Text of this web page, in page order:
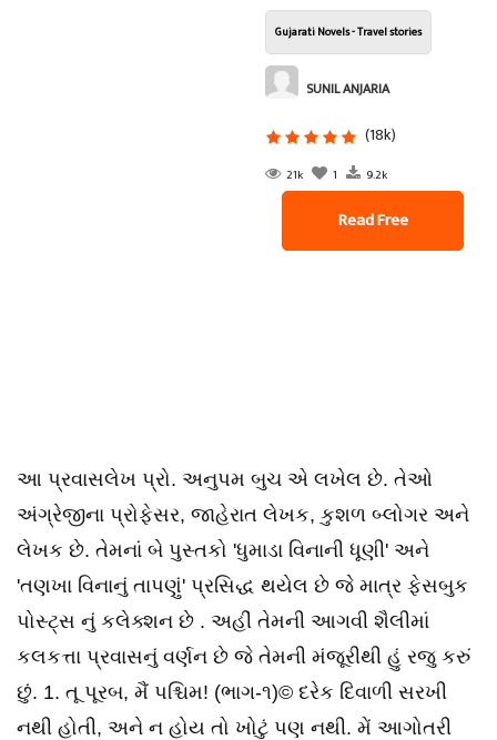
Gujarati Novels - Travel stories
SUNIL ANJARIA
(18k)
21k 1 9.2k
Read Free
આ પ્રવાસલેખ પ્રો. અનુપમ બુચ એ લખેલ છે. તેઓ
અંગ્રેજીના પ્રોફેસર, જાહેરાત લેખક, કુશળ બ્લોગર અને
લેખક છે. તેમનાં બે પુસ્તકો 'ધુમાડા વિનાની ધૂણી' અને
'તણખા વિનાનું તાપણું' પ્રસિદ્ધ થયેલ છે જે માત્ર ફેસબુક
પોસ્ટ્સ નું કલેક્શન છે . અહીં તેમની આગવી શૈલીમાં
કલકત્તા પ્રવાસનું વર્ણન છે જે તેમની મંજૂરીથી હું રજુ કરું
છું. 1. તૂ પૂરબ, મૈં પશ્ચિમ! (ભાગ-૧)© દરેક દિવાળી સરખી
નથી હોતી, અને ન હોય તો ખોટું પણ નથી. મેં આગોતરી